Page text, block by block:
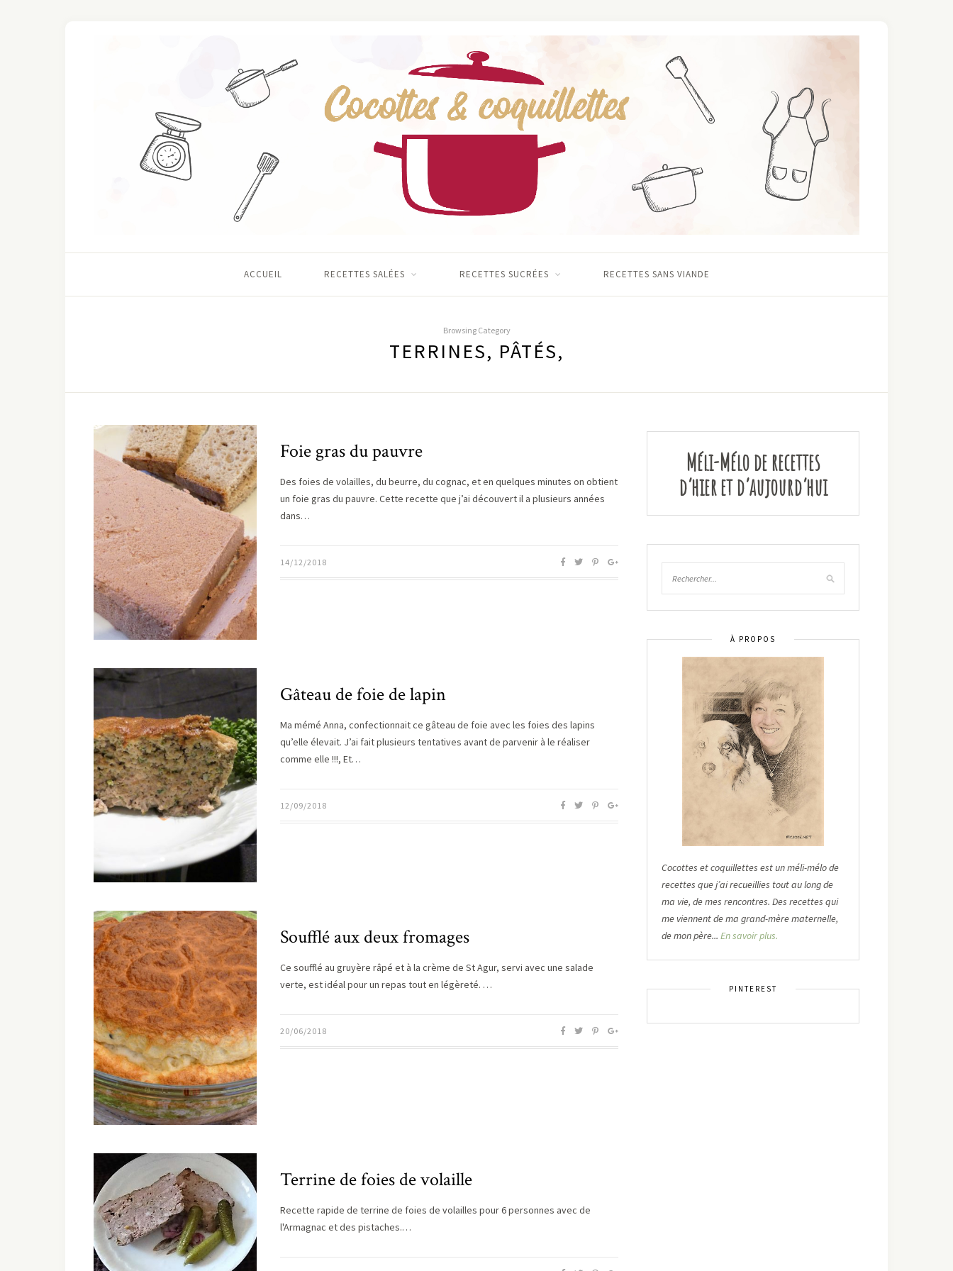
ACCUEIL RECETTES SALÉES RECETTES SUCRÉES RECETTES SANS VIANDE
Browsing Category
TERRINES, PÂTÉS,
Foie gras du pauvre
Des foies de volailles, du beurre, du cognac, et en quelques minutes on obtient
un foie gras du pauvre. Cette recette que j’ai découvert il a plusieurs années
dans…
14/12/2018
Gâteau de foie de lapin
Ma mémé Anna, confectionnait ce gâteau de foie avec les foies des lapins
qu’elle élevait. J’ai fait plusieurs tentatives avant de parvenir à le réaliser
comme elle !!!, Et…
12/09/2018
Soufflé aux deux fromages
Ce soufflé au gruyère râpé et à la crème de St Agur, servi avec une salade
verte, est idéal pour un repas tout en légèreté. …
20/06/2018
Terrine de foies de volaille
Recette rapide de terrine de foies de volailles pour 6 personnes avec de
l'Armagnac et des pistaches.…
Méli-Mélo de recettes
d’hier et d’aujourd’hui
À PROPOS
Cocottes et coquillettes est un méli-mélo de
recettes que j’ai recueillies tout au long de
ma vie, de mes rencontres. Des recettes qui
me viennent de ma grand-mère maternelle,
de mon père... En savoir plus.
PINTEREST